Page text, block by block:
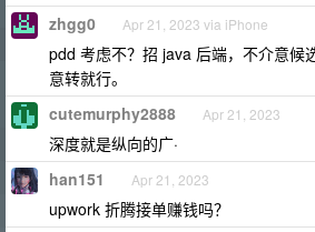
zhgg0 Apr 21, 2023 via iPhone
pdd 考虑不？招 java 后端，不介意候
意转就行。
cutemurphy2888 Apr 21, 2023
深度就是纵向的广·
han151 Apr 21, 2023
upwork 折腾接单赚钱吗？